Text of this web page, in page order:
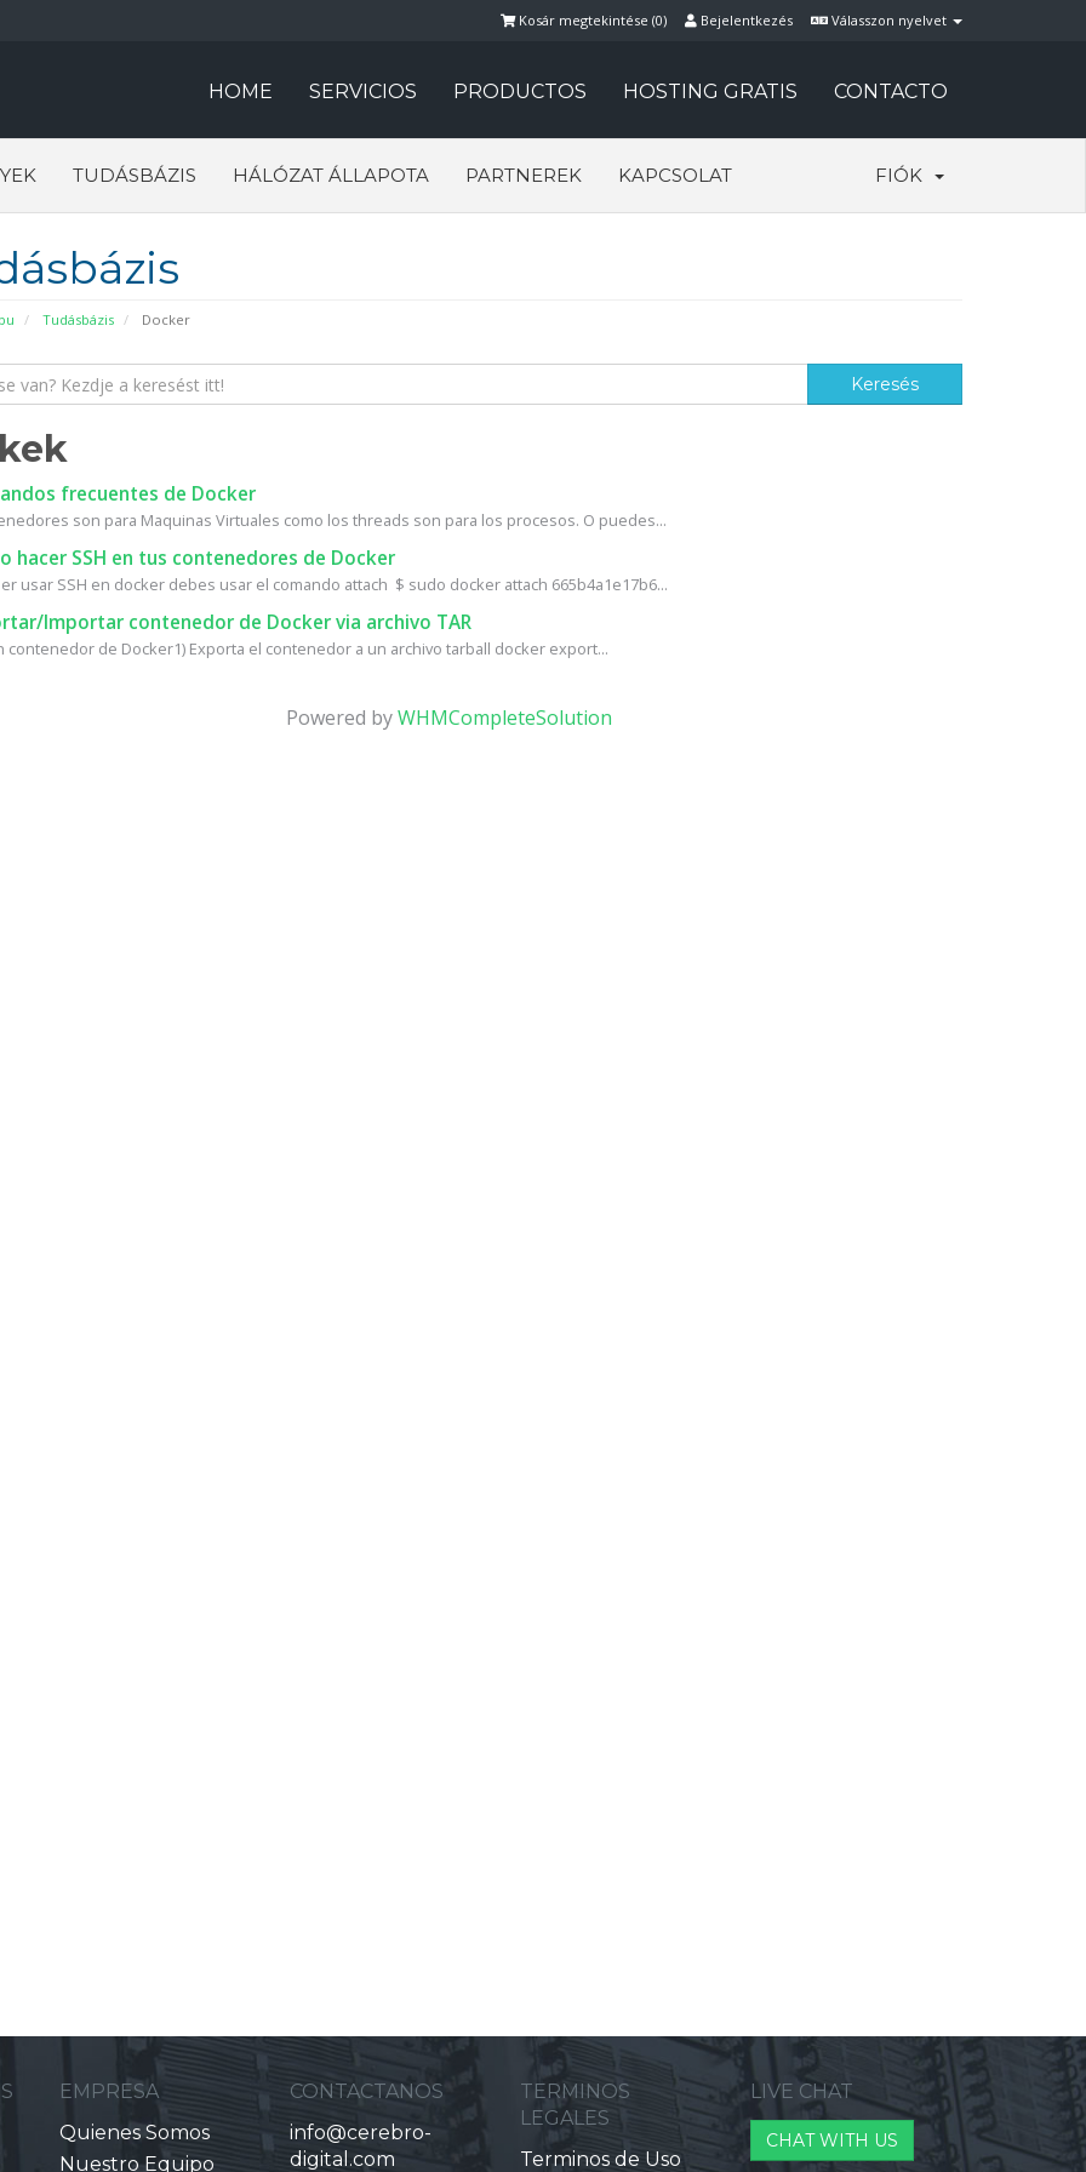
Válasszon nyelvet
Bejelentkezés
Kosár megtekintése (0)
HOME SERVICIOS PRODUCTOS HOSTING GRATIS CONTACTO
TUDÁSBÁZIS HÁLÓZAT ÁLLAPOTA PARTNEREK KAPCSOLAT FIÓK
Tudásbázis Docker
frecuentes de Docker
son para Maquinas Virtuales como los threads son para los procesos. O puedes...
hacer SSH en tus contenedores de Docker
usar SSH en docker debes usar el comando attach $ sudo docker attach 665b4a1e17b6...
Importar contenedor de Docker via archivo TAR
contenedor de Docker1) Exporta el contenedor a un archivo tarball docker export...
Powered byWHMCompleteSolution
EMPRESA
Quienes Somos
Nuestro Equipo
CONTACTANOS
info@cerebro-
digital.com
TERMINOS
LEGALES
Terminos de Uso
LIVE CHAT
CHAT WITH US